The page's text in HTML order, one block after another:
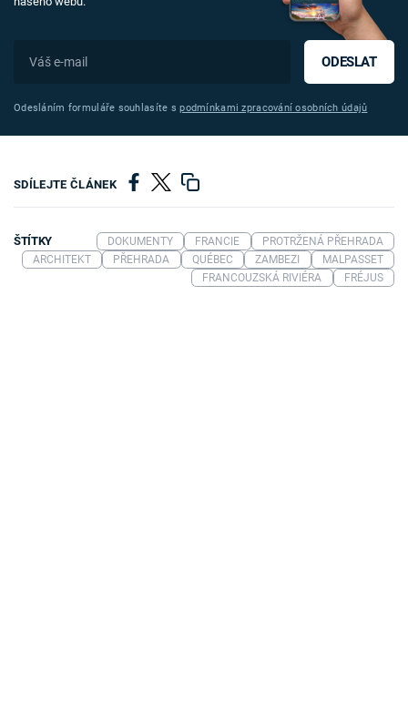
ODESLAT
Odesláním formuláře souhlasíte spodmínkami zpracování osobních údajů
SDÍLEJTE ČLÁNEK
ŠTÍTKY DOKUMENTY FRANCIE
PROTRŽENÁ PŘEHRADA
ARCHITEKT
PŘEHRADA QUÉBEC ZAMBEZI
MALPASSET
FRANCOUZSKÁ RIVIÉRA
FRÉJUS